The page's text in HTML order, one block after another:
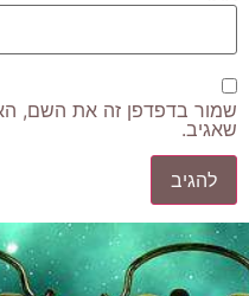
שמור בדפדפן זה את השם,
שאגיב.